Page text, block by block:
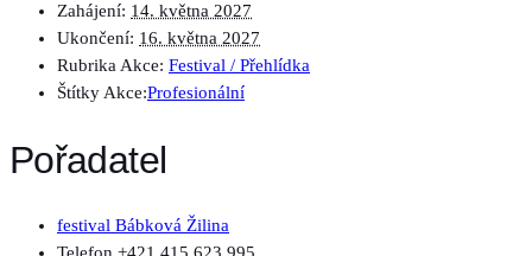
Zahájení: 14. května 2027
Ukončení: 16. května 2027
Rubrika Akce: Festival / Přehlídka
Štítky Akce:Profesionální
Pořadatel
festival Bábková Žilina